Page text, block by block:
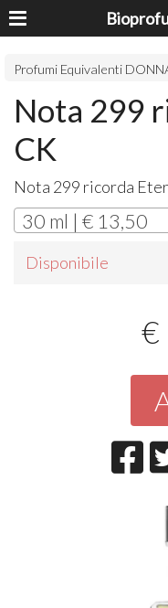
Profumi Equivalenti
Nota 299
CK
Nota 299 ricorda
30 ml | € 13,50
Disponibile
€